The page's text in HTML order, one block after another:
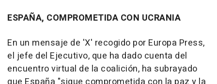
ESPAÑA, COMPROMETIDA CON UCRANIA
En un mensaje de 'X' recogido por Europa Press,
el jefe del Ejecutivo, que ha dado cuenta del
encuentro virtual de la coalición, ha subrayado